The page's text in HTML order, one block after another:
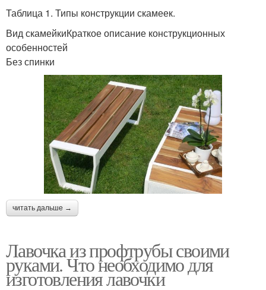
Таблица 1. Типы конструкции скамеек.
Вид скамейкиКраткое описание конструкционных
особенностей
Без спинки
читать дальше →
Лавочка из профтрубы своими
руками. Что необходимо для
изготовления лавочки